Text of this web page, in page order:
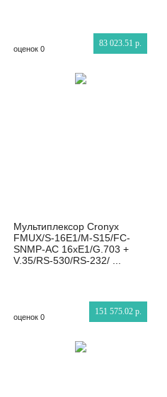
83 023.51 р.
оценок 0
Мультиплексор Cronyx
FMUX/S-16E1/M-S15/FC-
SNMP-AC 16xE1/G.703 +
V.35/RS-530/RS-232/ ...
151 575.02 р.
оценок 0